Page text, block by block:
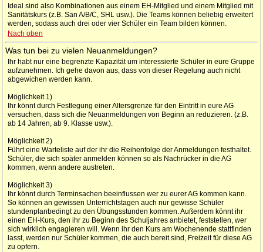
Ideal sind also Kombinationen aus einem EH-Mitglied und einem Mitglied mit
Sanitätskurs (z.B. San A/B/C, SHL usw.). Die Teams können beliebig erweitert
werden, sodass auch drei oder vier Schüler ein Team bilden können.
Nach oben
Was tun bei zu vielen Neuanmeldungen?
Ihr habt nur eine begrenzte Kapazität um interessierte Schüler in eure Gruppe
aufzunehmen. Ich gehe davon aus, dass von dieser Regelung auch nicht
abgewichen werden kann.
Möglichkeit 1)
Ihr könnt durch Festlegung einer Altersgrenze für den Eintritt in eure AG
versuchen, dass sich die Neuanmeldungen von Beginn an reduzieren. (z.B.
ab 14 Jahren, ab 9. Klasse usw.).
Möglichkeit 2)
Führt eine Warteliste auf der ihr die Reihenfolge der Anmeldungen festhaltet.
Schüler, die sich später anmelden können so als Nachrücker in die AG
kommen, wenn andere austreten.
Möglichkeit 3)
Ihr könnt durch Terminsachen beeinflussen wer zu eurer AG kommen kann.
So können an gewissen Unterrichtstagen auch nur gewisse Schüler
stundenplanbedingt zu den Übungsstunden kommen. Außerdem könnt ihr
einen EH-Kurs, den ihr zu Beginn des Schuljahres anbietet, feststellen, wer
sich wirklich engagieren will. Wenn ihr den Kurs am Wochenende stattfinden
lasst, werden nur Schüler kommen, die auch bereit sind, Freizeit für diese AG
zu opfern.